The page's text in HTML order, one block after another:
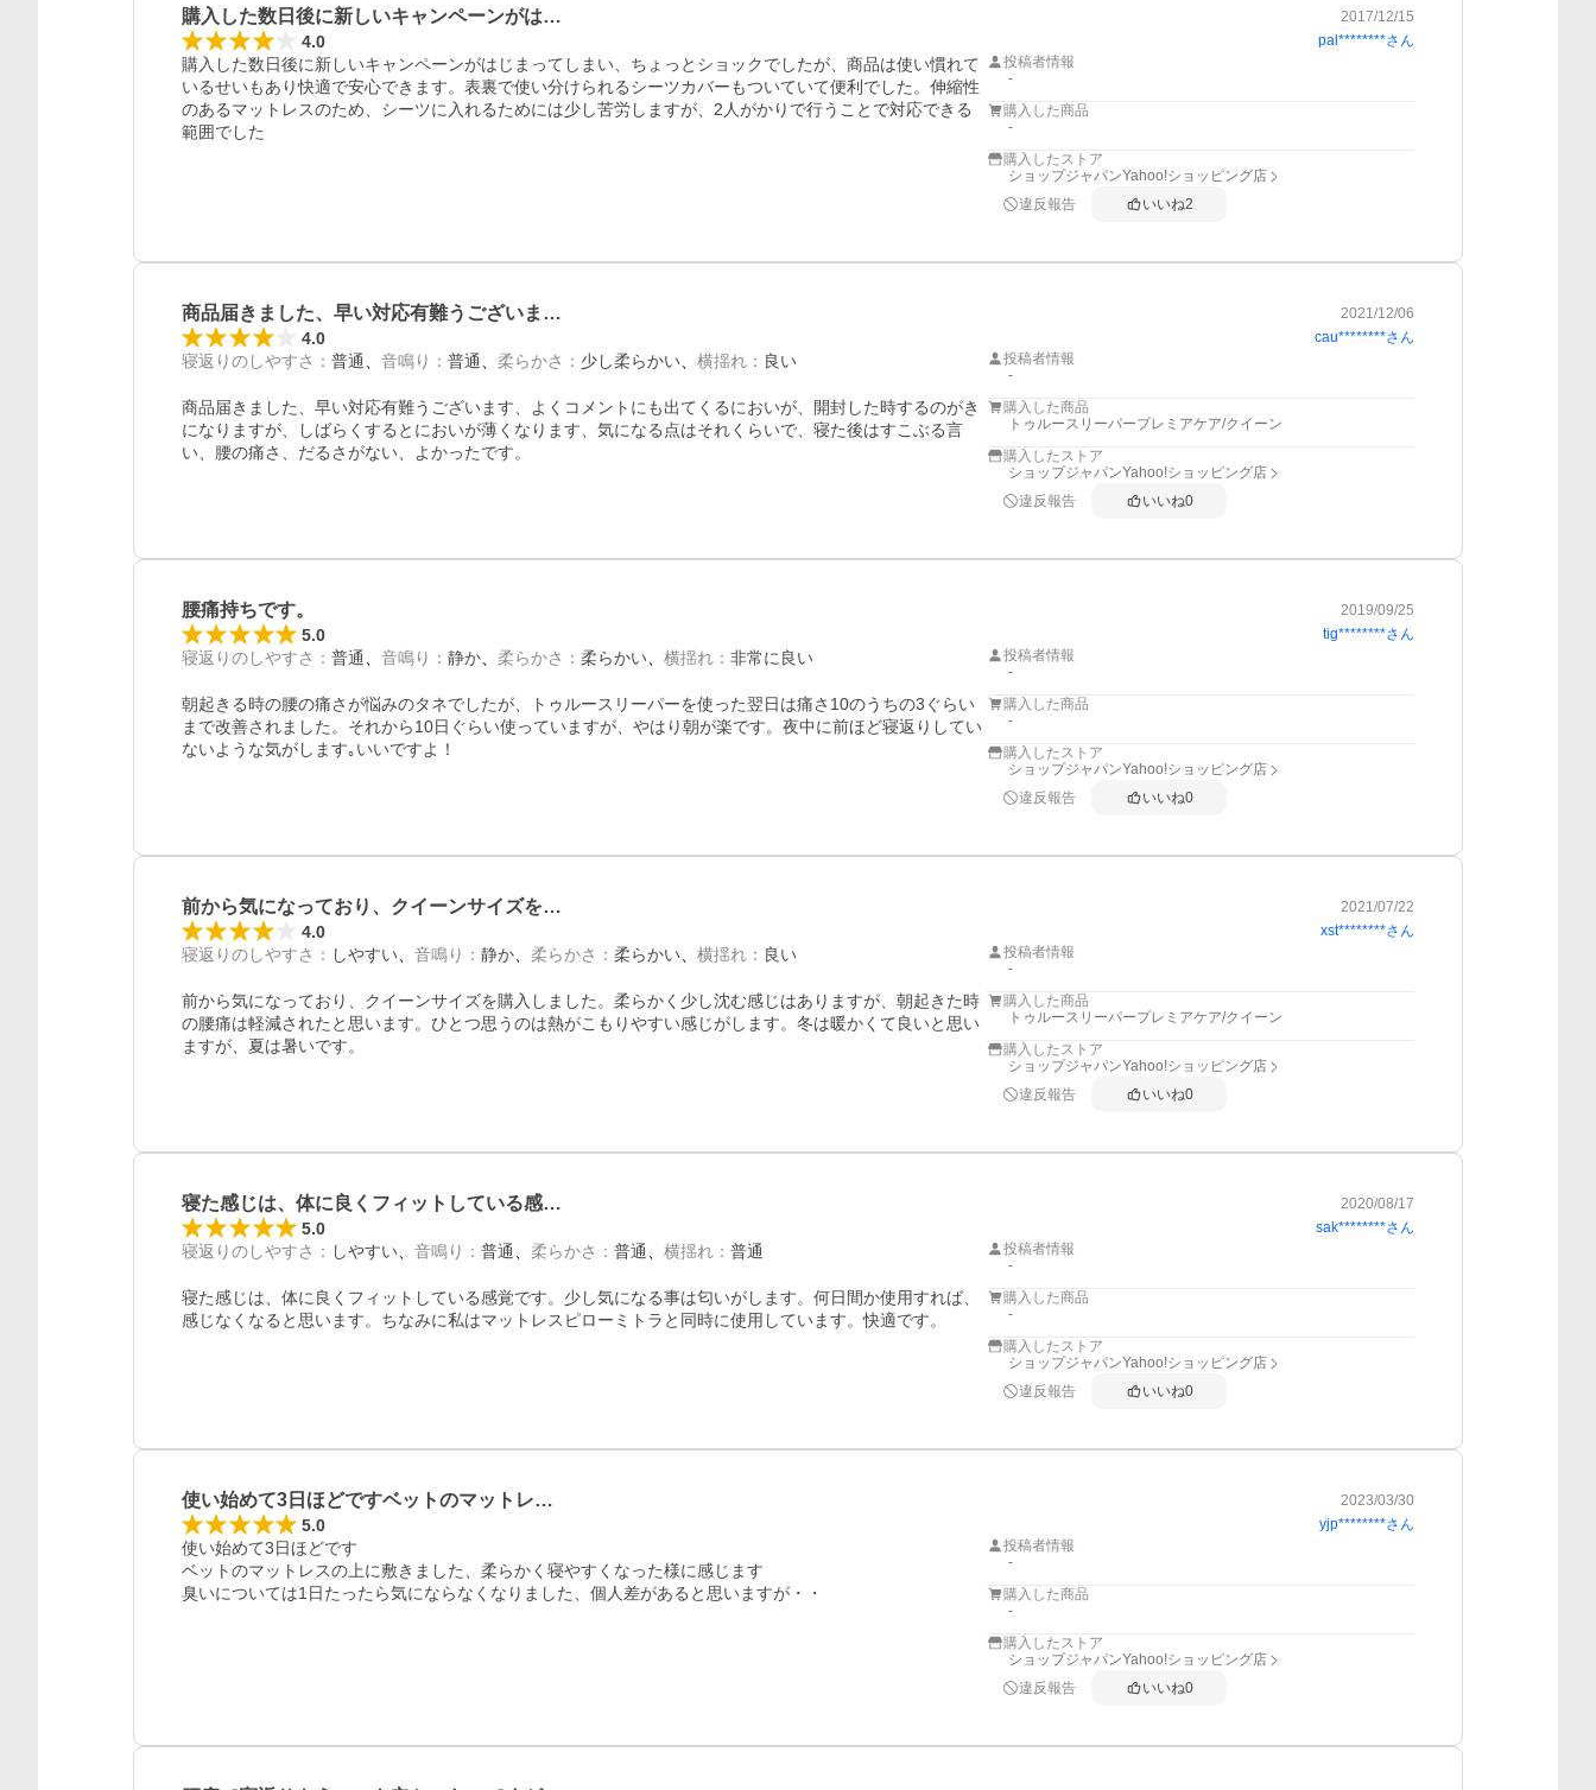
購入した数日後に新しいキャンペーンがは… 2017/12/15
4.0 pal********さん
購入した数日後に新しいキャンペーンがはじまってしまい、ちょっとショックでしたが、商品は使い慣れて
いるせいもあり快適で安心できます。表裏で使い分けられるシーツカバーもついていて便利でした。伸縮性
のあるマットレスのため、シーツに入れるためには少し苦労しますが、2人がかりで行うことで対応できる
範囲でした
投稿者情報
-
購入した商品
-
購入したストア
ショップジャパンYahoo!ショッピング店
違反報告
いいね2
商品届きました、早い対応有難うございま… 2021/12/06
4.0 cau********さん
寝返りのしやすさ ： 普通 音鳴り ： 普通 柔らかさ ： 少し柔らかい 横揺れ ： 良い
商品届きました、早い対応有難うございます、よくコメントにも出てくるにおいが、開封した時するのがき
になりますが、しばらくするとにおいが薄くなります、気になる点はそれくらいで、寝た後はすこぶる言
い、腰の痛さ、だるさがない、よかったです。
投稿者情報
-
購入した商品
トゥルースリーパープレミアケア/クイーン
購入したストア
ショップジャパンYahoo!ショッピング店
違反報告
いいね0
腰痛持ちです。 2019/09/25
5.0 tig********さん
寝返りのしやすさ ： 普通 音鳴り ： 静か 柔らかさ ： 柔らかい 横揺れ ： 非常に良い
朝起きる時の腰の痛さが悩みのタネでしたが、トゥルースリーパーを使った翌日は痛さ10のうちの3ぐらい
まで改善されました。それから10日ぐらい使っていますが、やはり朝が楽です。夜中に前ほど寝返りしてい
ないような気がします｡いいですよ！
投稿者情報
-
購入した商品
-
購入したストア
ショップジャパンYahoo!ショッピング店
違反報告
いいね0
前から気になっており、クイーンサイズを… 2021/07/22
4.0 xst********さん
寝返りのしやすさ ： しやすい 音鳴り ： 静か 柔らかさ ： 柔らかい 横揺れ ： 良い
前から気になっており、クイーンサイズを購入しました。柔らかく少し沈む感じはありますが、朝起きた時
の腰痛は軽減されたと思います。ひとつ思うのは熱がこもりやすい感じがします。冬は暖かくて良いと思い
ますが、夏は暑いです。
投稿者情報
-
購入した商品
トゥルースリーパープレミアケア/クイーン
購入したストア
ショップジャパンYahoo!ショッピング店
違反報告
いいね0
寝た感じは、体に良くフィットしている感… 2020/08/17
5.0 sak********さん
寝返りのしやすさ ： しやすい 音鳴り ： 普通 柔らかさ ： 普通 横揺れ ： 普通
寝た感じは、体に良くフィットしている感覚です。少し気になる事は匂いがします。何日間か使用すれば、
感じなくなると思います。ちなみに私はマットレスピローミトラと同時に使用しています。快適です。
投稿者情報
-
購入した商品
-
購入したストア
ショップジャパンYahoo!ショッピング店
違反報告
いいね0
使い始めて3日ほどですベットのマットレ… 2023/03/30
5.0 yjp********さん
使い始めて3日ほどです
ベットのマットレスの上に敷きました、柔らかく寝やすくなった様に感じます
投稿者情報
-
購入した商品
-
購入したストア
ショップジャパンYahoo!ショッピング店
違反報告
いいね0